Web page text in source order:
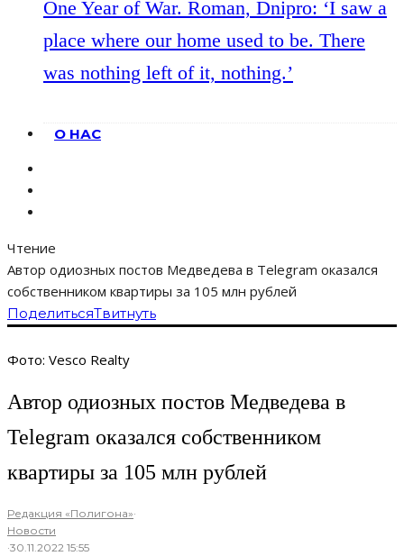
One Year of War. Roman, Dnipro: ‘I saw a
place where our home used to be. There
was nothing left of it, nothing.’
О НАС
Чтение
Автор одиозных постов Медведева в Telegram оказался
собственником квартиры за 105 млн рублей
ПоделитьсяТвитнуть
Фото: Vesco Realty
Автор одиозных постов Медведева в
Telegram оказался собственником
квартиры за 105 млн рублей
Редакция «Полигона»·
Новости
·30.11.2022 15:55